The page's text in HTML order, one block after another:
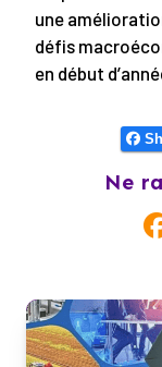
une
défis
en début
Ne